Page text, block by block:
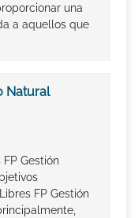
una
a aquellos que
Natural
Gestión
FP Gestión